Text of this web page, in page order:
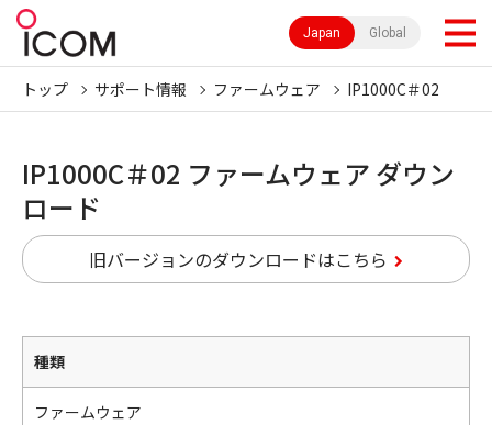
Japan Global
トップ サポート情報 ファームウェア IP1000C＃02
IP1000C＃02 ファームウェア ダウン
ロード
旧バージョンのダウンロードはこちら
種類
ファームウェア